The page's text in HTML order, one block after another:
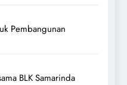
Pembangunan
BLK Samarinda